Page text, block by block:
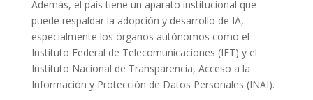
Además, el país tiene un aparato institucional que
puede respaldar la adopción y desarrollo de IA,
especialmente los órganos autónomos como el
Instituto Federal de Telecomunicaciones (IFT) y el
Instituto Nacional de Transparencia, Acceso a la
Información y Protección de Datos Personales (INAI).